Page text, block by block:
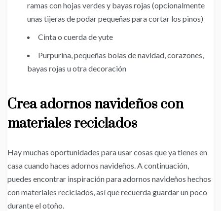
ramas con hojas verdes y bayas rojas (opcionalmente
unas tijeras de podar pequeñas para cortar los pinos)
Cinta o cuerda de yute
Purpurina, pequeñas bolas de navidad, corazones,
bayas rojas u otra decoración
Crea adornos navideños con
materiales reciclados
Hay muchas oportunidades para usar cosas que ya tienes en
casa cuando haces adornos navideños. A continuación,
puedes encontrar inspiración para adornos navideños hechos
con materiales reciclados, así que recuerda guardar un poco
durante el otoño.